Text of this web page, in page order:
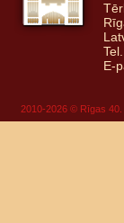
E-
2010-2026 © Rīgas